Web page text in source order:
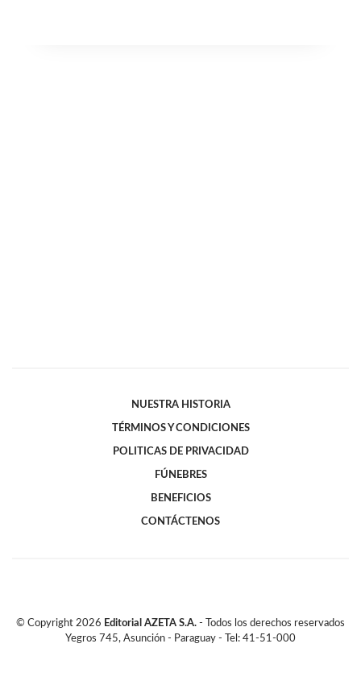
NUESTRA HISTORIA
TÉRMINOS Y CONDICIONES
POLITICAS DE PRIVACIDAD
FÚNEBRES
BENEFICIOS
CONTÁCTENOS
© Copyright 2026 Editorial AZETA S.A. - Todos los derechos reservados
Yegros 745, Asunción - Paraguay - Tel: 41-51-000